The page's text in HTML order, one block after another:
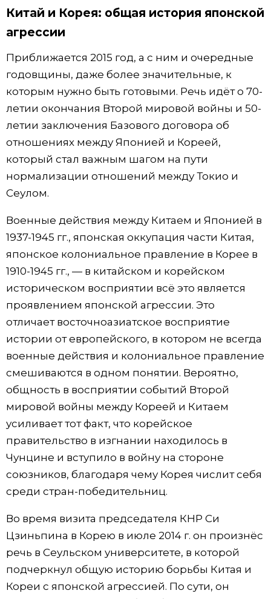
Китай и Корея: общая история японской
агрессии
Приближается 2015 год, а с ним и очередные
годовщины, даже более значительные, к
которым нужно быть готовыми. Речь идёт о 70-
летии окончания Второй мировой войны и 50-
летии заключения Базового договора об
отношениях между Японией и Кореей,
который стал важным шагом на пути
нормализации отношений между Токио и
Сеулом.
Военные действия между Китаем и Японией в
1937-1945 гг., японская оккупация части Китая,
японское колониальное правление в Корее в
1910-1945 гг., — в китайском и корейском
историческом восприятии всё это является
проявлением японской агрессии. Это
отличает восточноазиатское восприятие
истории от европейского, в котором не всегда
военные действия и колониальное правление
смешиваются в одном понятии. Вероятно,
общность в восприятии событий Второй
мировой войны между Кореей и Китаем
усиливает тот факт, что корейское
правительство в изгнании находилось в
Чунцине и вступило в войну на стороне
союзников, благодаря чему Корея числит себя
среди стран-победительниц.
Во время визита председателя КНР Си
Цзиньпина в Корею в июле 2014 г. он произнёс
речь в Сеульском университете, в которой
подчеркнул общую историю борьбы Китая и
Кореи с японской агрессией. По сути, он